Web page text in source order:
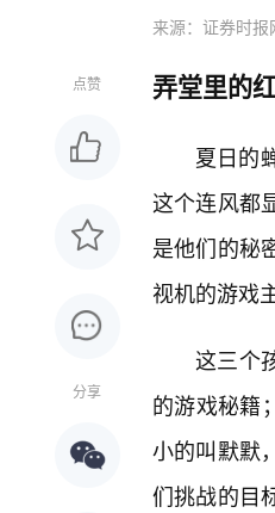
来源：证券时报
点赞
分享
弄堂里的
夏日的
这个连风都
是他们的秘
视机的游戏
这三个
的游戏秘籍
小的叫默默
们挑战的目